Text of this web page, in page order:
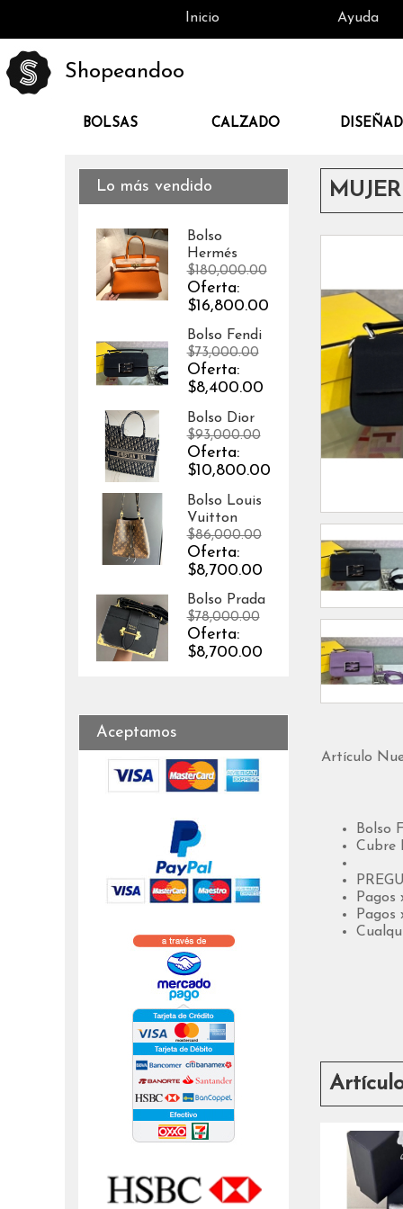
Inicio Ayuda
Shopeandoo
BOLSAS CALZADO
Lo más vendido
Bolso
Hermés
$180,000.00
Oferta:
$16,800.00
Bolso Fendi
$73,000.00
Oferta:
$8,400.00
Bolso Dior
$93,000.00
Oferta:
$10,800.00
Bolso Louis
Vuitton
$86,000.00
Oferta:
$8,700.00
Bolso Prada
$78,000.00
Oferta:
$8,700.00
Aceptamos
Artículo
Bolso
Cubre
Pagos
Pagos